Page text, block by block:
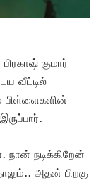
குமார்
வீட்டில்
பிள்ளைகளின்
நடிக்கிறேன்
அதன் பிறகு